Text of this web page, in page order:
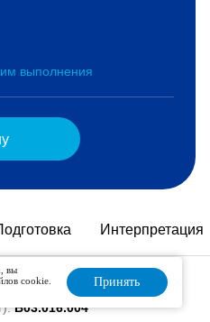
Интерпретация
услуг (Приказ
B03.016.004
выполнения
вы
cookie.
Принять